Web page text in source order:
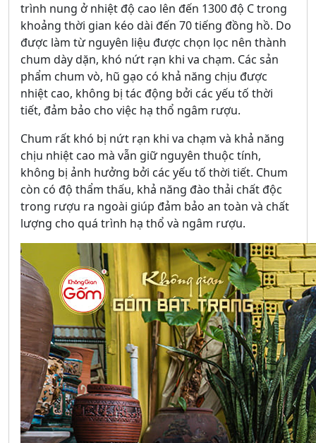
trình nung ở nhiệt độ cao lên đến 1300 độ C trong
khoảng thời gian kéo dài đến 70 tiếng đồng hồ. Do
được làm từ nguyên liệu được chọn lọc nên thành
chum dày dặn, khó nứt rạn khi va chạm. Các sản
phẩm chum vò, hũ gạo có khả năng chịu được
nhiệt cao, không bị tác động bởi các yếu tố thời
tiết, đảm bảo cho việc hạ thổ ngâm rượu.
Chum rất khó bị nứt rạn khi va chạm và khả năng
chịu nhiệt cao mà vẫn giữ nguyên thuộc tính,
không bị ảnh hưởng bởi các yếu tố thời tiết. Chum
còn có độ thẩm thấu, khả năng đào thải chất độc
trong rượu ra ngoài giúp đảm bảo an toàn và chất
lượng cho quá trình hạ thổ và ngâm rượu.